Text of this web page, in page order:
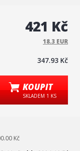
421 Kč
18.3 EUR
347.93 Kč
KOUPIT
SKLADEM 1 KS
Kč